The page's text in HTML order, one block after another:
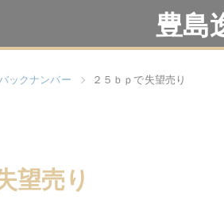
豊島
ックナンバー ２５ｂｐで失望売り
望売り